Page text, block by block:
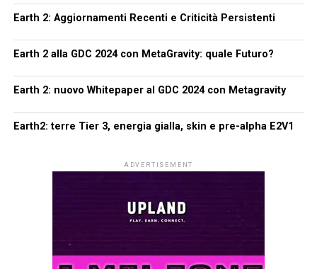
Earth 2: Aggiornamenti Recenti e Criticità Persistenti
Earth 2 alla GDC 2024 con MetaGravity: quale Futuro?
Earth 2: nuovo Whitepaper al GDC 2024 con Metagravity
Earth2: terre Tier 3, energia gialla, skin e pre-alpha E2V1
ADVERTISEMENT